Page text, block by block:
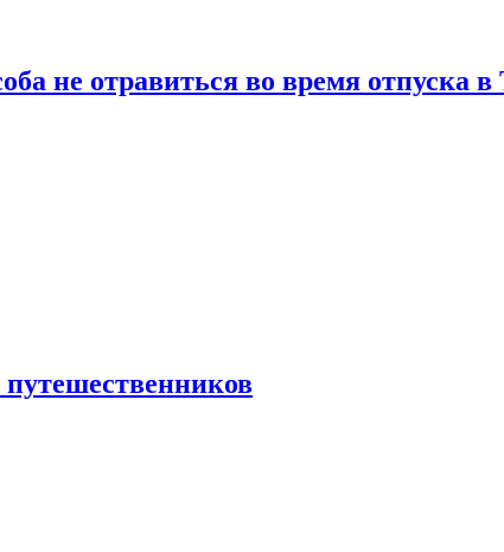
не отравиться во время отпуска в
путешественников